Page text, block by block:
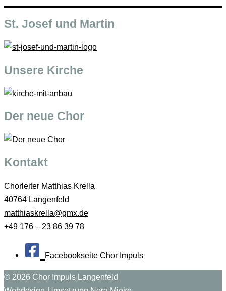
St. Josef und Martin
Unsere Kirche
Der neue Chor
Kontakt
Chorleiter Matthias Krella
40764 Langenfeld
matthiaskrella@gmx.de
+49 176 – 23 86 39 78
Facebookseite Chor Impuls
© 2026 Chor Impuls Langenfeld